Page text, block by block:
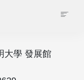
大學 發展館